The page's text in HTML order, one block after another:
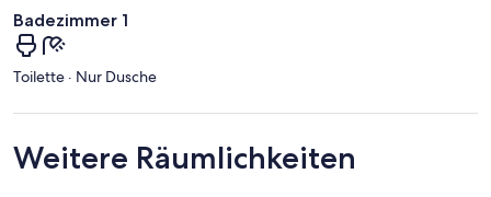
Badezimmer 1
Toilette · Nur Dusche
Weitere Räumlichkeiten